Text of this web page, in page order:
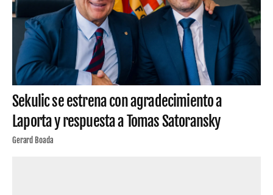
Sekulic se estrena con agradecimiento a
Laporta y respuesta a Tomas Satoransky
Gerard Boada